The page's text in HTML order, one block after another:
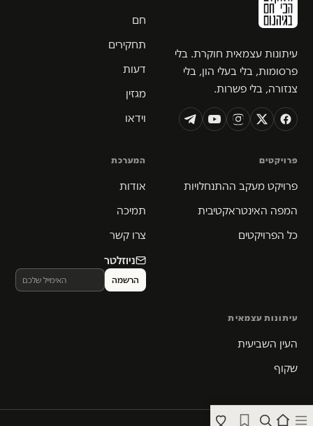
עיתונות עצמאית חוקרת. בלי
פרסומות, בלי בעלי הון, בלי
צנזורה, בלי פשרות.
חם
תחקירים
דעות
מגזין
וידאו
פרויקטים
פרויקט מעקב ההתנחלויות
המפה האינטראקטיבית
כל הפרויקטים
המערכת
אודות
תמיכה
צרו קשר
ניוזלטר
עיתונות עצמאית
העין השביעית
שקוף